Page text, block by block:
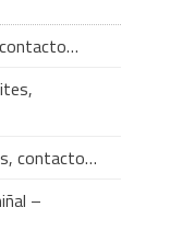
contacto…
–